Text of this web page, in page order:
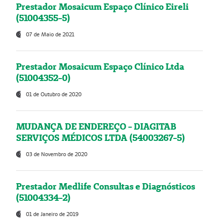
Prestador Mosaicum Espaço Clínico Eireli
(51004355-5)
07 de Maio de 2021
Prestador Mosaicum Espaço Clínico Ltda
(51004352-0)
01 de Outubro de 2020
MUDANÇA DE ENDEREÇO - DIAGITAB
SERVIÇOS MÉDICOS LTDA (54003267-5)
03 de Novembro de 2020
Prestador Medlife Consultas e Diagnósticos
(51004334-2)
01 de Janeiro de 2019